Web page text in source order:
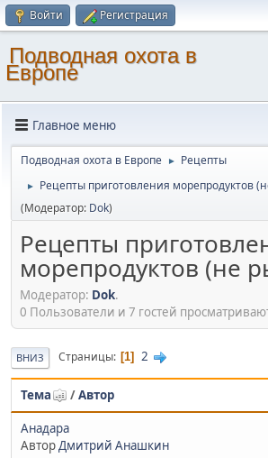
Войти Регистрация
Подводная охота в
Европе
Главное меню
Подводная охота в Европе ► Рецепты
►
Рецепты приготовления морепродуктов
(Модератор: Dok)
Рецепты
морепродуктов (не
Модератор: Dok.
0 Пользователи и 7 гостей
ВНИЗ Страницы 1 2
Тема /Автор
Анадара
Автор Дмитрий Анашкин